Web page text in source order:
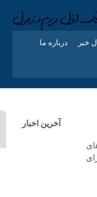
خبر درباره ما
آخرین اخبار